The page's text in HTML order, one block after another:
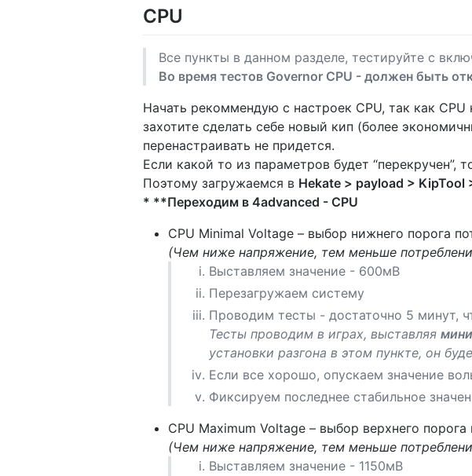
CPU
Все пункты в данном разделе, тестируйте с
Во время тестов Governor CPU - должен быть
Начать рекоммендую с настроек CPU, так как
захотите сделать себе новый кип (более
перенастраивать не придется.
Если какой то из параметров будет “перекручен”,
Поэтому загружаемся в Hekate > payload > KipTool
* **Переходим в 4advanced - CPU
CPU Minimal Voltage – выбор нижнего порога
(Чем ниже напряжение, тем меньше
Выставляем значение - 600мВ
Перезагружаем систему
Проводим тесты - достаточно 5 минут,
Тесты проводим в играх, выставляя
установки разгона в этом пункте, он
Если все хорошо, опускаем значение
Фиксируем последнее стабильное
CPU Maximum Voltage – выбор верхнего
(Чем ниже напряжение, тем меньше
Выставляем значение - 1150мВ